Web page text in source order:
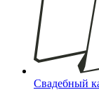
Свадебный